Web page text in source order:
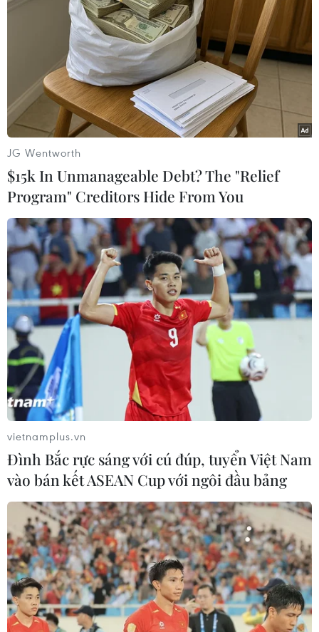
công để biến chung kết Champions League mùa này
thành "nội chiến Tây Ban Nha" hay tiếp tục chứng kiến
người Anh năm thứ 2 liên tiếp tranh ngôi vương.
Ngược dòng hạ Villarreal, Liverpool vào
chung kết Champions League
03/05/2022 22:43
Liverpool đã giành tấm vé đầu tiên vào chơi trận chung
kết Champions League mùa này sau khi đánh bại
Villarreal với tổng tỷ số 5-2 sau hai lượt trận ở bán kết.
JG Wentworth
$15k In Unmanageable Debt? The "Relief
Program" Creditors Hide From You
vietnamplus.vn
Đình Bắc rực sáng với cú đúp, tuyển Việt Nam
vào bán kết ASEAN Cup với ngôi đầu bảng